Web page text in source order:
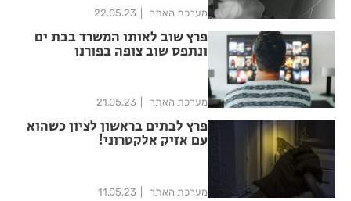
מערכת האתר 22.05.23
פרץ שוב לאותו המשרד בבת ים
ונתפס שוב צופה בפורנו
מערכת האתר 21.05.23
פרץ לבתים בראשון לציון כשהוא
עם אזיק אלקטרוני!
מערכת האתר 11.05.23